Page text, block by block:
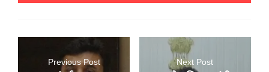
Previous Post Next Post